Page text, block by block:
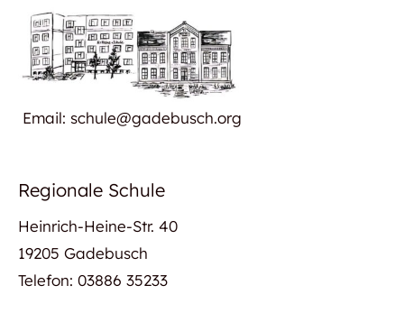
Email: schule@gadebusch.org
Regionale Schule
Heinrich-Heine-Str. 40
19205 Gadebusch
Telefon: 03886 35233